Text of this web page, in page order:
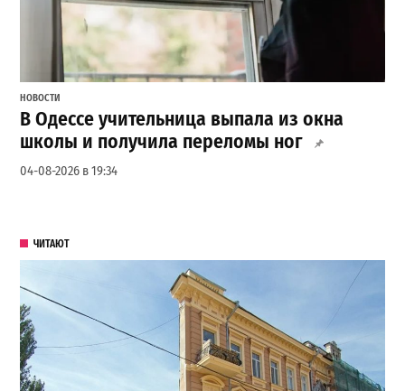
НОВОСТИ
В Одессе учительница выпала из окна
школы и получила переломы ног
04-08-2026 в 19:34
ЧИТАЮТ